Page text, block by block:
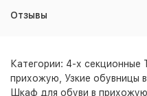
Отзывы
Категории: 4-х секционные
прихожую
Узкие обувницы
Шкаф для обуви в прихожую